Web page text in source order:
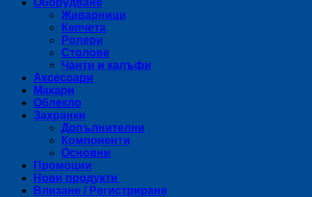
Живарници
Кепчета
Ролери
Столове
Чанти и калъфи
Аксесоари
Макари
Облекло
Захранки
Допълнителни
Компоненти
Основни
Промоции
Нови продукти
Влизане / Регистриране